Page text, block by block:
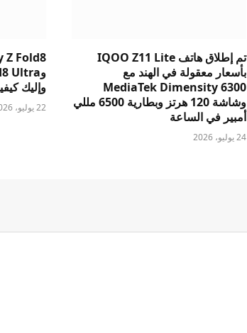
تم إطلاق هاتف IQOO Z11 Lite
بأسعار معقولة في الهند مع
MediaTek Dimensity 6300
وشاشة 120 هرتز وبطارية 6500 مللي
أمبير في الساعة
24 يوليو، 2026
Z Fold8
وإليك
22 يوليو، 2026